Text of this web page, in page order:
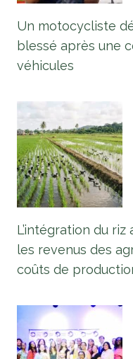
Un motocycliste
blessé après une
véhicules
L’intégration du
les revenus des
coûts de